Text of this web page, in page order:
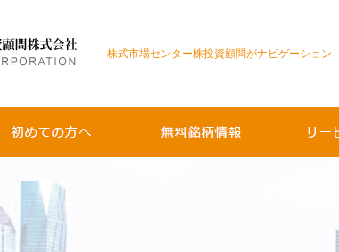
株式市場センター株投資顧問がナビゲーション